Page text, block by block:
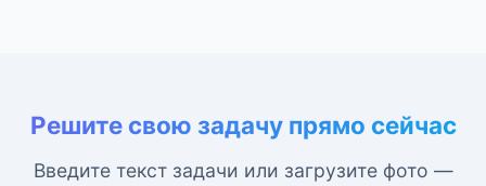
Решите свою задачу прямо сейчас
Введите текст задачи или загрузите фото —